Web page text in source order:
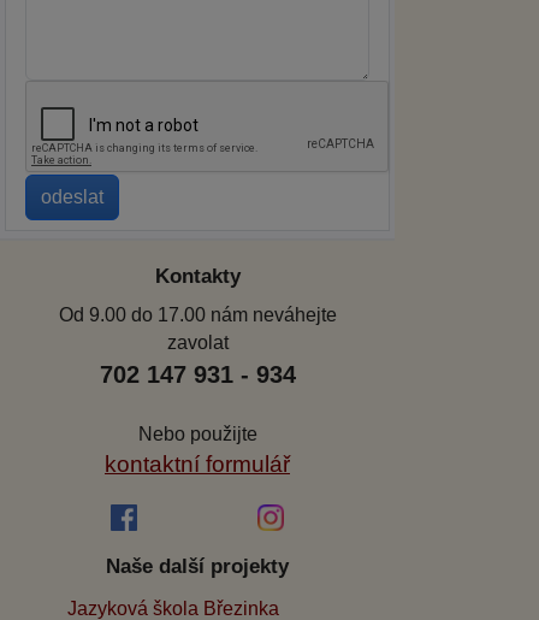
Kontakty
Od 9.00 do 17.00 nám neváhejte
zavolat
702 147 931 - 934
Nebo použijte
kontaktní formulář
Naše další projekty
Jazyková škola Březinka